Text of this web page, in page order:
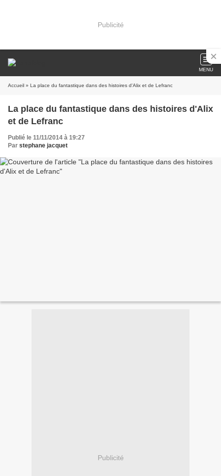
Publicité
MENU
Accueil » La place du fantastique dans des histoires d'Alix et de Lefranc
La place du fantastique dans des histoires d'Alix
et de Lefranc
Publié le 11/11/2014 à 19:27
Par stephane jacquet
Publicité